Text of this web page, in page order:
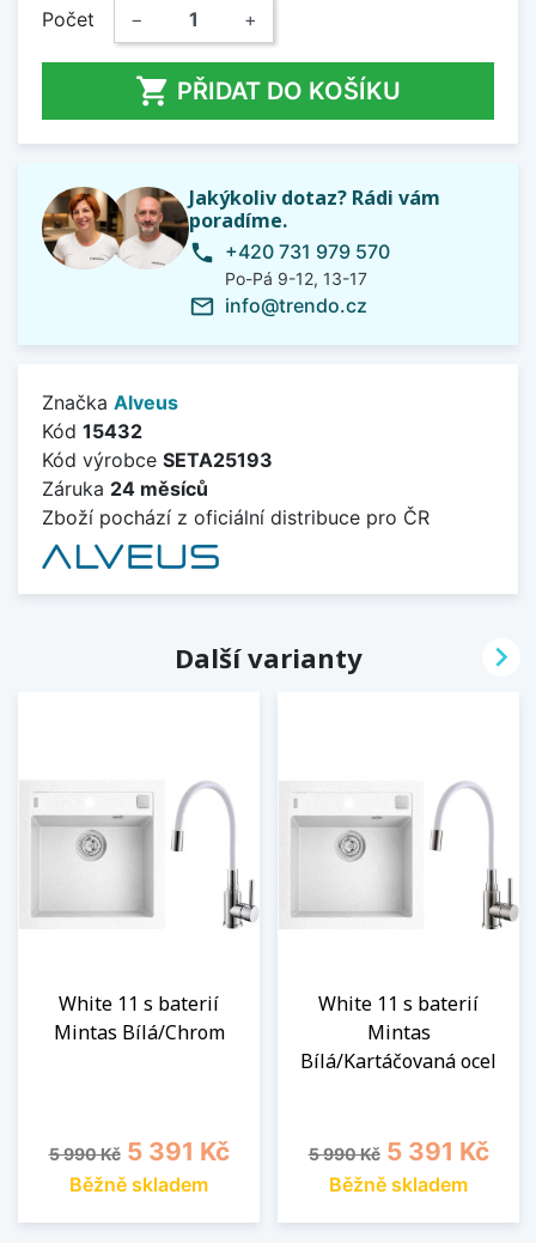
Počet − +
 PŘIDAT DO KOŠÍKU
Jakýkoliv dotaz? Rádi vám
poradíme.
phone +420 731 979 570
Po-Pá 9-12, 13-17
mail_outline info@trendo.cz
Značka Alveus
Kód 15432
Kód výrobce SETA25193
Záruka 24 měsíců
Zboží pochází z oficiální distribuce pro ČR
Další varianty
White 11 s baterií
Mintas Bílá/Chrom
Běžná cena
5 990 Kč Cena
5 391 Kč
Běžně skladem
White 11 s baterií
Mintas
Bílá/Kartáčovaná ocel
Běžná cena
5 990 Kč Cena
5 391 Kč
Běžně skladem
